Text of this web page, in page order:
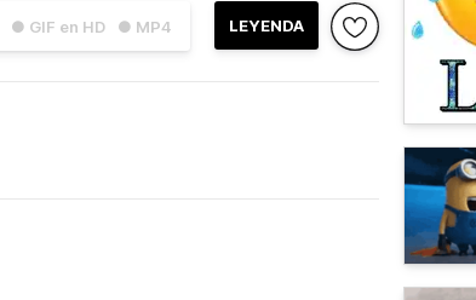
● GIF en HD ● MP4 LEYENDA